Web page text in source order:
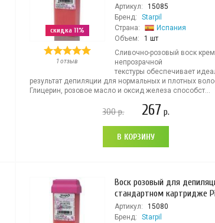
скидка 11%
1 отзыв
Артикул:
15085
Бренд:
Starpil
Страна:
Испания
Объем:
1 шт
Сливочно-розовый воск
непрозрачной
текстуры обеспечивает
результат депиляции для нормальных и плотных
Глицерин, розовое масло и оксид железа способст...
300р. 267 р.
В КОРЗИНУ
Воск розовый для
стандартном картридже
Артикул:
15080
Бренд:
Starpil